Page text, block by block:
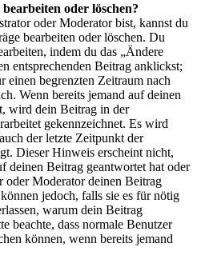
oder löschen?
oder Moderator bist, kannst du
bearbeiten oder löschen. Du
indem du das „Ändere
entsprechenden Beitrag anklickst;
einen begrenzten Zeitraum nach
Wenn bereits jemand auf deinen
wird dein Beitrag in der
gekennzeichnet. Es wird
der letzte Zeitpunkt der
Dieser Hinweis erscheint nicht,
deinen Beitrag geantwortet hat oder
oder Moderator deinen Beitrag
jedoch, falls sie es für nötig
warum dein Beitrag
beachte, dass normale Benutzer
können, wenn bereits jemand